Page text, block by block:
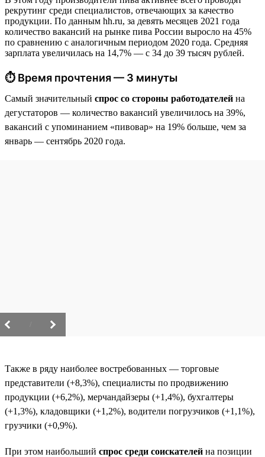
рекрутинг среди специалистов, отвечающих за качество
продукции. По данным hh.ru, за девять месяцев 2021 года
количество вакансий на рынке пива России выросло на 45%
по сравнению с аналогичным периодом 2020 года. Средняя
зарплата увеличилась на 14,7% — с 34 до 39 тысяч рублей.
⏱ Время прочтения — 3 минуты
Самый значительный спрос со стороны работодателей на
дегустаторов — количество вакансий увеличилось на 39%,
вакансий с упоминанием «пивовар» на 19% больше, чем за
январь — сентябрь 2020 года.
Также в ряду наиболее востребованных — торговые
представители (+8,3%), специалисты по продвижению
продукции (+6,2%), мерчандайзеры (+1,4%), бухгалтеры
(+1,3%), кладовщики (+1,2%), водители погрузчиков (+1,1%),
грузчики (+0,9%).
При этом наибольший спрос среди соискателей на позиции